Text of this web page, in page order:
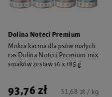
Dolina Noteci Premium
Mokra karma dla psów małych
ras Dolina Noteci Premium mix
smaków zestaw 16 x 185 g
93,76 zł 31,68 zł / kg